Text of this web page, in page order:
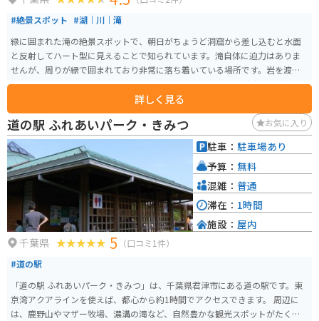
#絶景スポット #湖｜川｜滝
緑に囲まれた滝の絶景スポットで、朝日がちょうど洞窟から差し込むと水面
と反射してハート型に見えることで知られています。滝自体に迫力はありま
せんが、周りが緑で囲まれており非常に落ち着いている場所です。岩を渡っ
て行けば濡れずに滝の近くまで行くことができます。 清水渓流広場が隣接さ
れており、そのすぐ近くには木道があり、梅雨の時期はホタルが舞う姿を見
ることができます。ホタルが楽しめる梅雨の時期だけではなく、周辺にある
亀山湖・亀山ダムは秋になると紅葉を楽しむことができます。 駐車場がある
ので、車・バイクで行くことが可能で、君津ICまたは木更津ICで降りて房総ス
カイラインや国道県道を通って約40分ほどで到着できます。
詳しく見る
道の駅 ふれあいパーク・きみつ お気に入り
千葉県 5 （口コミ1件）
#道の駅
「道の駅 ふれあいパーク・きみつ」は、千葉県君津市にある道の駅です。東
京湾アクアラインを使えば、都心から約1時間でアクセスできます。 周辺に
は、鹿野山やマザー牧場、濃溝の滝など、自然豊かな観光スポットがたくさ
駐車： 駐車場あり
予算： 無料
混雑： 普通
滞在： 1時間
施設： 屋内